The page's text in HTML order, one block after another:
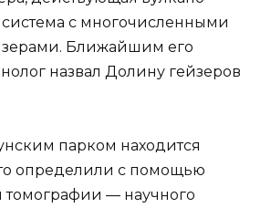
система с многочисленными
Ближайшим его
назвал Долину гейзеров
парком находится
определили с помощью
томографии — научного